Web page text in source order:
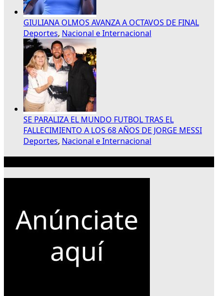
GIULIANA OLMOS AVANZA A OCTAVOS DE FINAL
Deportes, Nacional e Internacional
SE PARALIZA EL MUNDO FUTBOL TRAS EL
FALLECIMIENTO A LOS 68 AÑOS DE JORGE MESSI
Deportes, Nacional e Internacional